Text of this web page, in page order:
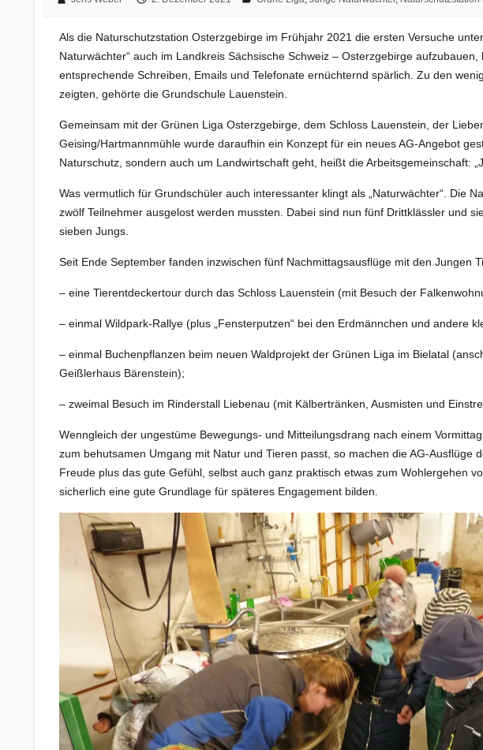
Als die Naturschutzstation Osterzgebirge im Frühjahr 2021 die ersten Versuche
Naturwächter“ auch im Landkreis Sächsische Schweiz – Osterzgebirge
entsprechende Schreiben, Emails und Telefonate ernüchternd spärlich. Zu den
zeigten, gehörte die Grundschule Lauenstein.
Gemeinsam mit der Grünen Liga Osterzgebirge, dem Schloss Lauenstein, der
Geising/Hartmannmühle wurde daraufhin ein Konzept für ein neues AG-Angebot
Naturschutz, sondern auch um Landwirtschaft geht, heißt die Arbeitsgemeinschaft:
Was vermutlich für Grundschüler auch interessanter klingt als „Naturwächter“. Die
zwölf Teilnehmer ausgelost werden mussten. Dabei sind nun fünf Drittklässler und
sieben Jungs.
Seit Ende September fanden inzwischen fünf Nachmittagsausflüge mit den Jungen
– eine Tierentdeckertour durch das Schloss Lauenstein (mit Besuch der
– einmal Wildpark-Rallye (plus „Fensterputzen“ bei den Erdmännchen und andere
– einmal Buchenpflanzen beim neuen Waldprojekt der Grünen Liga im Bielatal
Geißlerhaus Bärenstein);
– zweimal Besuch im Rinderstall Liebenau (mit Kälbertränken, Ausmisten und
Wenngleich der ungestüme Bewegungs- und Mitteilungsdrang nach einem
zum behutsamen Umgang mit Natur und Tieren passt, so machen die AG-Ausflüge
Freude plus das gute Gefühl, selbst auch ganz praktisch etwas zum Wohlergehen
sicherlich eine gute Grundlage für späteres Engagement bilden.